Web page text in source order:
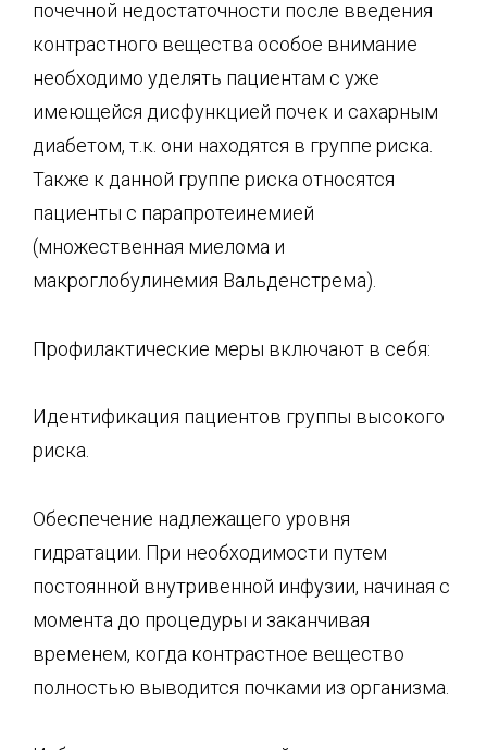
почечной недостаточности после введения
контрастного вещества особое внимание
необходимо уделять пациентам с уже
имеющейся дисфункцией почек и сахарным
диабетом, т.к. они находятся в группе риска.
Также к данной группе риска относятся
пациенты с парапротеинемией
(множественная миелома и
макроглобулинемия Вальденстрема).
Профилактические меры включают в себя:
Идентификация пациентов группы высокого
риска.
Обеспечение надлежащего уровня
гидратации. При необходимости путем
постоянной внутривенной инфузии, начиная с
момента до процедуры и заканчивая
временем, когда контрастное вещество
полностью выводится почками из организма.